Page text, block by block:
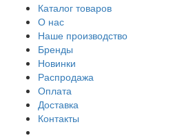
Каталог товаров
О нас
Наше производство
Бренды
Новинки
Распродажа
Оплата
Доставка
Контакты